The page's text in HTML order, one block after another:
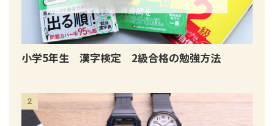
小学5年生 漢字検定 2級合格の勉強方法
2